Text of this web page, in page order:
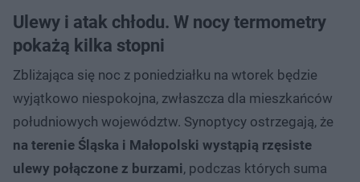
Ulewy i atak chłodu. W nocy termometry
pokażą kilka stopni
Zbliżająca się noc z poniedziałku na wtorek będzie
wyjątkowo niespokojna, zwłaszcza dla mieszkańców
południowych województw. Synoptycy ostrzegają, że
na terenie Śląska i Małopolski wystąpią rzęsiste
ulewy połączone z burzami, podczas których suma